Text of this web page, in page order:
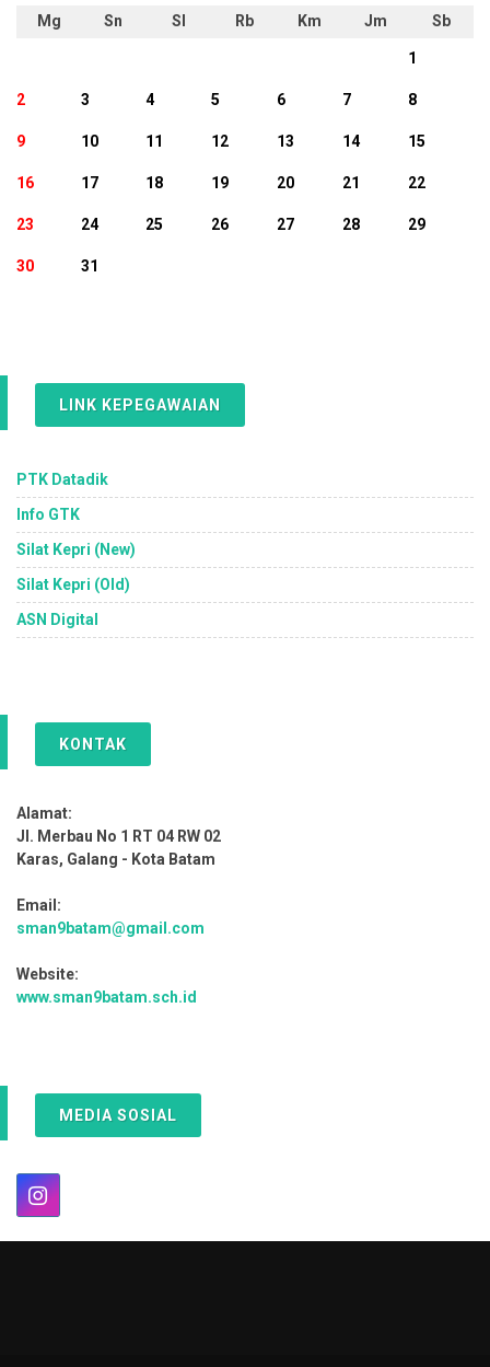
Mg Sn Sl Rb Km Jm Sb
1
2 3 4 5 6 7 8
9 10 11 12 13 14 15
16 17 18 19 20 21 22
23 24 25 26 27 28 29
30 31
LINK KEPEGAWAIAN
PTK Datadik
Info GTK
Silat Kepri (New)
Silat Kepri (Old)
ASN Digital
KONTAK
Alamat:
Jl. Merbau No 1 RT 04 RW 02
Karas, Galang - Kota Batam
Email:
sman9batam@gmail.com
Website:
www.sman9batam.sch.id
MEDIA SOSIAL